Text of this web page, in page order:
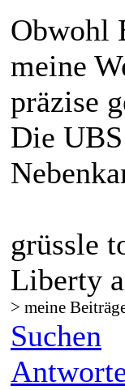
Obwohl
meine
präzise
Die
grüssle
Liberty
> meine
Suchen